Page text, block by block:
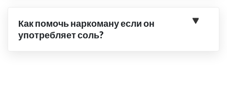
Как помочь наркоману если он
употребляет соль?